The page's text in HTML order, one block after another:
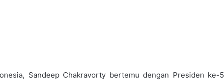
Sandeep Chakravorty bertemu dengan Presiden ke-5